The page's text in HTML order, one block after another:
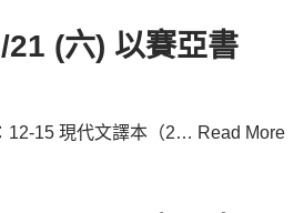
(六) 以賽亞書
12-15 現代文譯本（2… Read More